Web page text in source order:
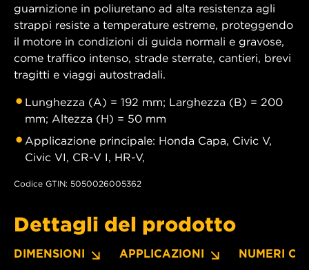
guarnizione in poliuretano ad alta resistenza agli
strappi resiste a temperature estreme, proteggendo
il motore in condizioni di guida normali e gravose,
come traffico intenso, strade sterrate, cantieri, brevi
tragitti e viaggi autostradali.
Lunghezza (A) = 192 mm; Larghezza (B) = 200
mm; Altezza (H) = 50 mm
Applicazione principale: Honda Capa, Civic V,
Civic VI, CR-V I, HR-V,
Codice GTIN: 5050026005362
Dettagli del prodotto
DIMENSIONI APPLICAZIONI NUMERI OE